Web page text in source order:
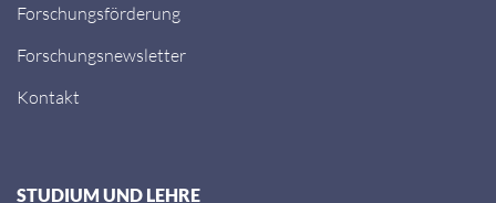
Forschungsförderung
Forschungsnewsletter
Kontakt
STUDIUM UND LEHRE